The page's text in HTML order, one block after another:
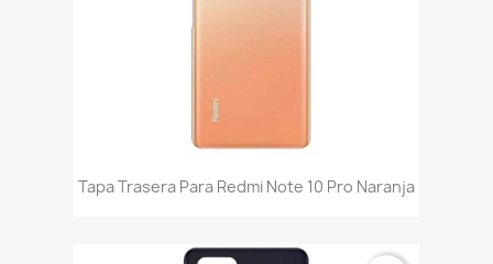
Tapa Trasera Para Redmi Note 10 Pro Naranja